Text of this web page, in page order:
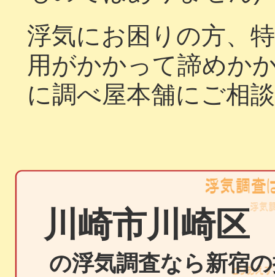
浮気にお困りの方、
用がかかって諦めか
に調べ屋本舗にご相
川崎市川崎区
の浮気調査なら新宿